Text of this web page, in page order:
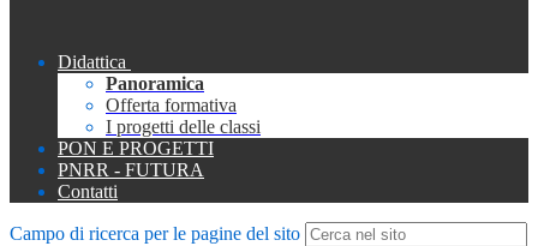
Didattica
Panoramica
Offerta formativa
I progetti delle classi
PON E PROGETTI
PNRR - FUTURA
Contatti
Campo di ricerca per le pagine del sito